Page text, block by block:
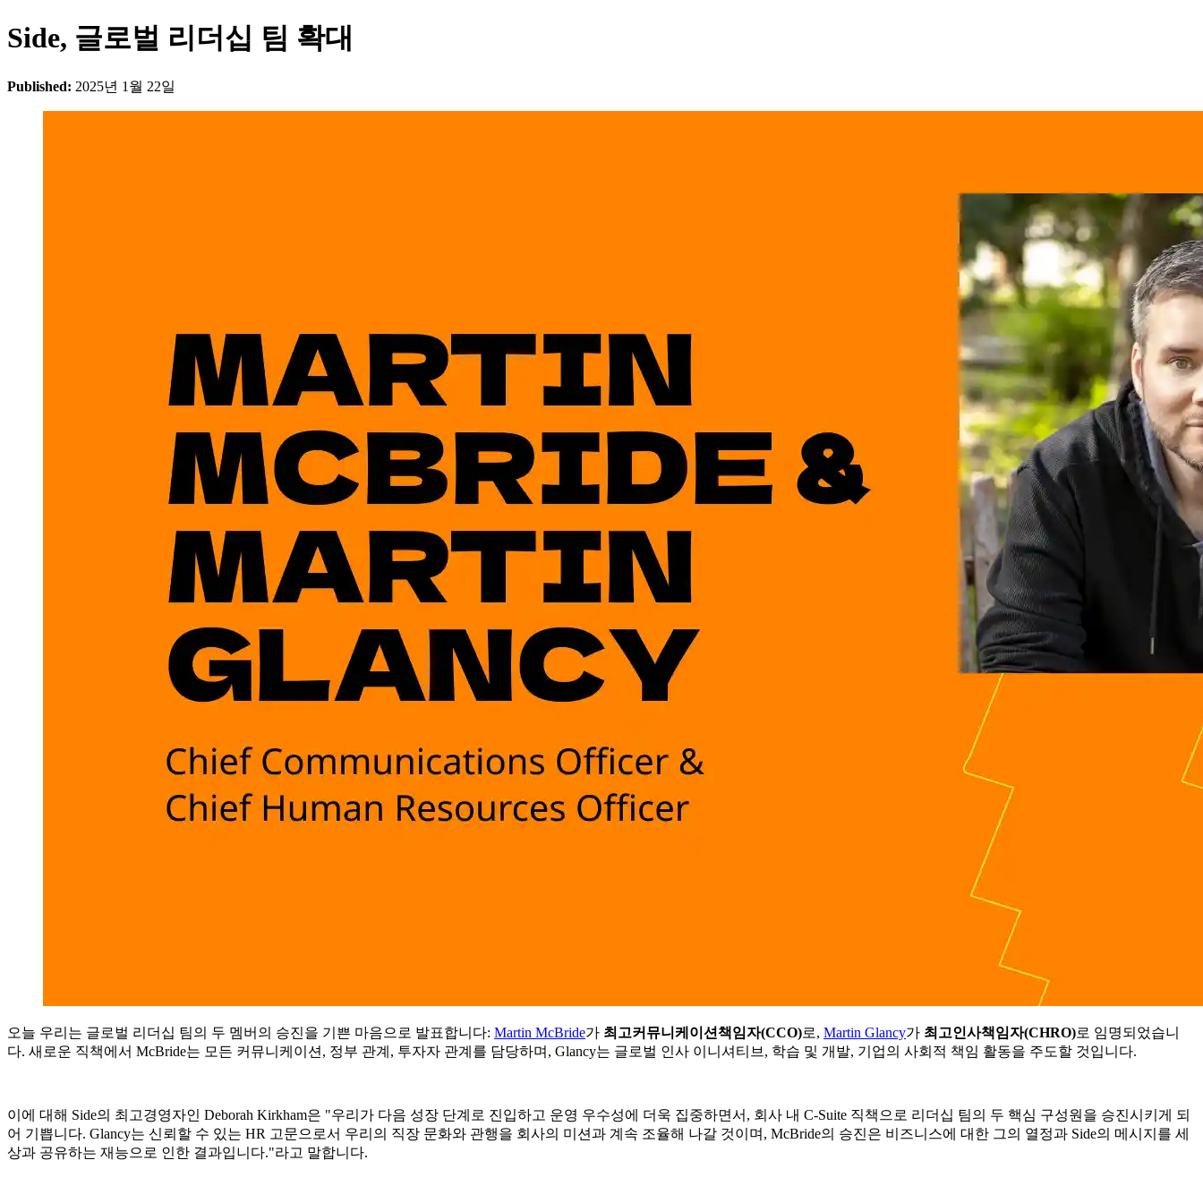
Side, 글로벌 리더십 팀 확대
Published: 2025년 1월 22일
오늘 우리는 글로벌 리더십 팀의 두 멤버의 승진을 기쁜 마음으로 발표합니다: Martin McBride가 최고커뮤니케이션책임자(CCO)로, Martin Glancy가 최고인사책임자(CHRO)로 임명되었습니
다. 새로운 직책에서 McBride는 모든 커뮤니케이션, 정부 관계, 투자자 관계를 담당하며, Glancy는 글로벌 인사 이니셔티브, 학습 및 개발, 기업의 사회적 책임 활동을 주도할 것입니다.
이에 대해 Side의 최고경영자인 Deborah Kirkham은 "우리가 다음 성장 단계로 진입하고 운영 우수성에 더욱 집중하면서, 회사 내 C-Suite 직책으로 리더십 팀의 두 핵심 구성원을 승진시키게 되
어 기쁩니다. Glancy는 신뢰할 수 있는 HR 고문으로서 우리의 직장 문화와 관행을 회사의 미션과 계속 조율해 나갈 것이며, McBride의 승진은 비즈니스에 대한 그의 열정과 Side의 메시지를 세
상과 공유하는 재능으로 인한 결과입니다."라고 말합니다.